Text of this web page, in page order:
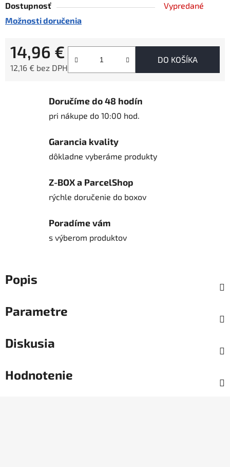
Dostupnosť
Vypredané
Možnosti doručenia
14,96 €
12,16 € bez DPH
DO KOŠÍKA
Doručíme do 48 hodín
pri nákupe do 10:00 hod.
Garancia kvality
dôkladne vyberáme produkty
Z-BOX a ParcelShop
rýchle doručenie do boxov
Poradíme vám
s výberom produktov
Popis
Parametre
Diskusia
Hodnotenie